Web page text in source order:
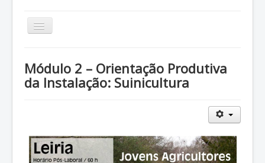
Toggle
Navigation
A Zootecnia
ZOOTEC
RPZ
Módulo 2 – Orientação Produtiva
da Instalação: Suinicultura